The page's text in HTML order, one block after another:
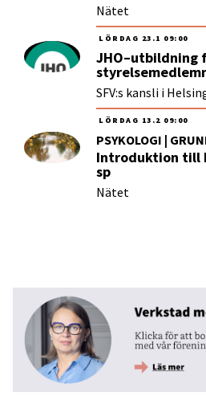
Nätet
LÖRDAG 23.1 09:00
JHO–utbildning
SFV:s kansli i
LÖRDAG 13.2 09:00
PSYKOLOGI |
Introduktion till
sp
Nätet